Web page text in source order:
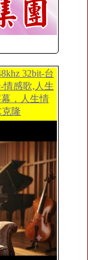
32bit-台
情感歌,人生
，人生情
隆